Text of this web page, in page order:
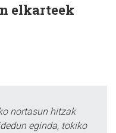
elkarteek
nortasun hitzak
eginda, tokiko